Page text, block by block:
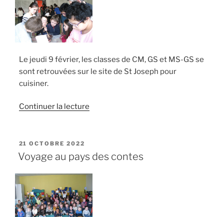
Le jeudi 9 février, les classes de CM, GS et MS-GS se
sont retrouvées sur le site de St Joseph pour
cuisiner.
Continuer la lecturede
PUBLIÉ
LE
21 OCTOBRE 2022
Voyage au pays des contes